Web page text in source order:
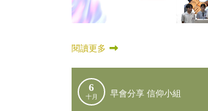
閱讀更多
6
十月 早會分享 信仰小組